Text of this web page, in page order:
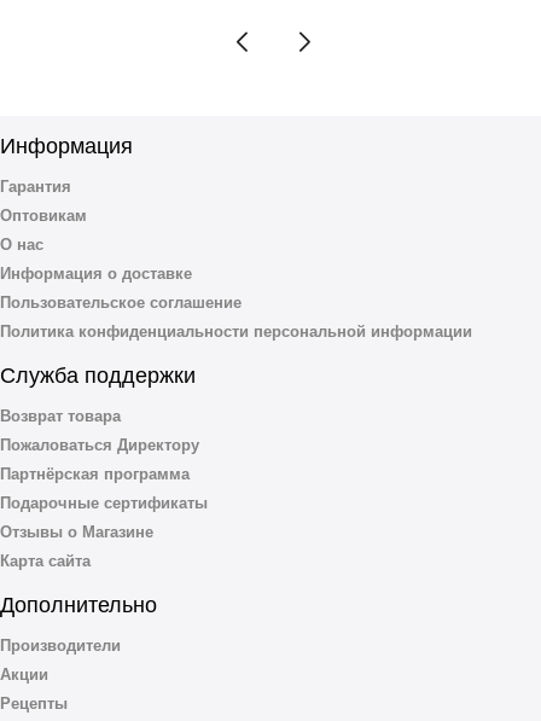
Информация
Гарантия
Оптовикам
О нас
Информация о доставке
Пользовательское соглашение
Политика конфиденциальности персональной информации
Служба поддержки
Возврат товара
Пожаловаться Директору
Партнёрская программа
Подарочные сертификаты
Отзывы о Магазине
Карта сайта
Дополнительно
Производители
Акции
Рецепты